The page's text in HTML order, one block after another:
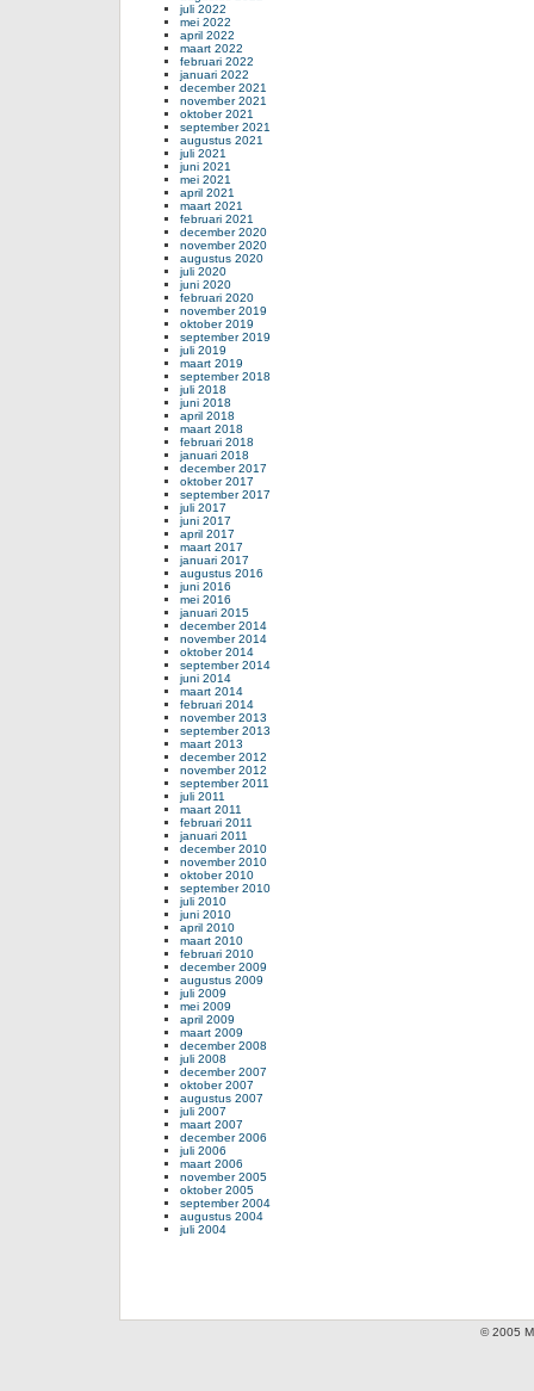
juli 2022
mei 2022
april 2022
maart 2022
februari 2022
januari 2022
december 2021
november 2021
oktober 2021
september 2021
augustus 2021
juli 2021
juni 2021
mei 2021
april 2021
maart 2021
februari 2021
december 2020
november 2020
augustus 2020
juli 2020
juni 2020
februari 2020
november 2019
oktober 2019
september 2019
juli 2019
maart 2019
september 2018
juli 2018
juni 2018
april 2018
maart 2018
februari 2018
januari 2018
december 2017
oktober 2017
september 2017
juli 2017
juni 2017
april 2017
maart 2017
januari 2017
augustus 2016
juni 2016
mei 2016
januari 2015
december 2014
november 2014
oktober 2014
september 2014
juni 2014
maart 2014
februari 2014
november 2013
september 2013
maart 2013
december 2012
november 2012
september 2011
juli 2011
maart 2011
februari 2011
januari 2011
december 2010
november 2010
oktober 2010
september 2010
juli 2010
juni 2010
april 2010
maart 2010
februari 2010
december 2009
augustus 2009
juli 2009
mei 2009
april 2009
maart 2009
december 2008
juli 2008
december 2007
oktober 2007
augustus 2007
juli 2007
maart 2007
december 2006
juli 2006
maart 2006
november 2005
oktober 2005
september 2004
augustus 2004
juli 2004
© 2005